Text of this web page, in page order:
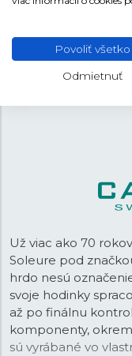
SPONA
Už viac ako 70
Soleure pod
hrdo nesú
svoje hodinky
až po finálnu
komponenty,
sú vyrábané vo
Povoliť všetko
Odmietnuť